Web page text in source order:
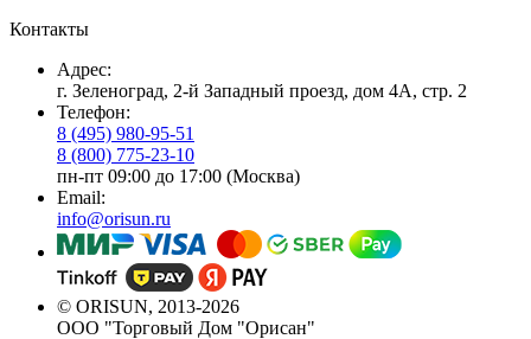
Контакты
Адрес:
г. Зеленоград, 2-й Западный проезд, дом 4А, стр. 2
Телефон:
8 (495) 980-95-51
8 (800) 775-23-10
пн-пт 09:00 до 17:00 (Москва)
Email:
info@orisun.ru
© ORISUN, 2013-2026
ООО "Торговый Дом "Орисан"